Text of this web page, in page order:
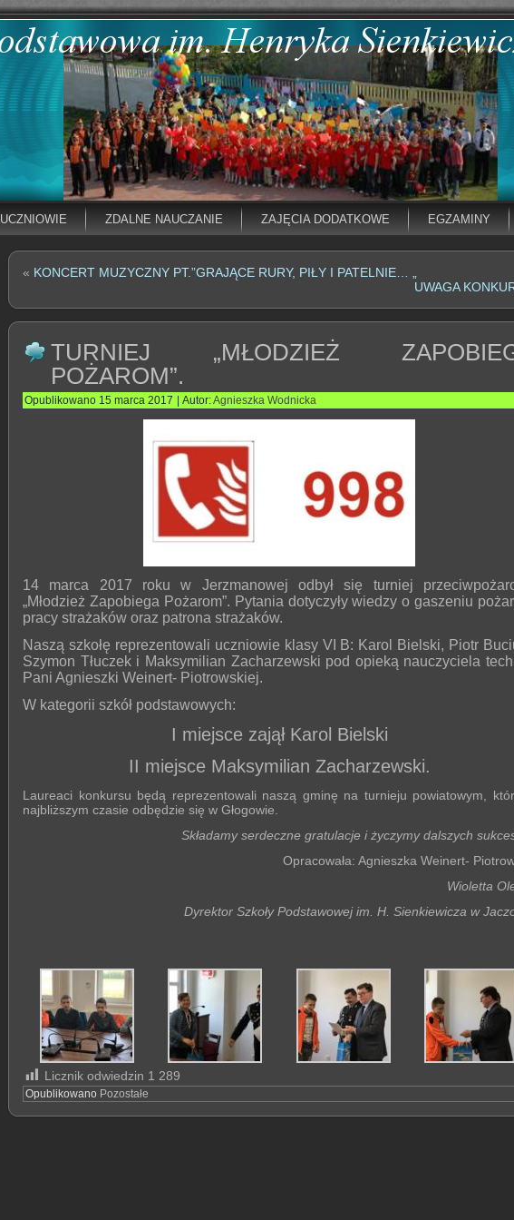
UCZNIOWIE ZDALNE NAUCZANIE ZAJĘCIA DODATKOWE EGZAMINY
« KONCERT MUZYCZNY PT.”GRAJĄCE RURY, PIŁY I PATELNIE… „
UWAGA
TURNIEJ „MŁODZIEŻ
POŻAROM”.
Opublikowano 15 marca 2017 Autor:Agnieszka Wodnicka
14 marca 2017 roku w Jerzmanowej odbył się turniej
„Młodzież Zapobiega Pożarom”. Pytania dotyczyły wiedzy o gaszeniu
pracy strażaków oraz patrona strażaków.
Naszą szkołę reprezentowali uczniowie klasy VI B: Karol Bielski, Piotr
Szymon Tłuczek i Maksymilian Zacharzewski pod opieką nauczyciela
Pani Agnieszki Weinert- Piotrowskiej.
W kategorii szkół podstawowych:
I miejsce zajął Karol Bielski
II miejsce Maksymilian Zacharzewski.
Laureaci konkursu będą reprezentowali naszą gminę na turnieju powiatowym,
najbliższym czasie odbędzie się w Głogowie.
Składamy serdeczne gratulacje i życzymy dalszych
Opracowała: Agnieszka Weinert-
Wioletta
Dyrektor Szkoły Podstawowej im. H. Sienkiewicza w
Licznik odwiedzin 1 289
Opublikowano Pozostałe